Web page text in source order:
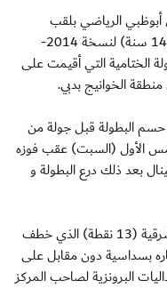
فريق نادي أبوظبي الرياضي بلقب
مسابقة دوري (آيبيك) للفتيات لكرة القدم (14 سنة) لنسخة 2014-
الختامية التي أقيمت على
الخوانيج بدبي.
الرياضي (18 نقطة) قد حسم البطولة قبل جولة من
أمس الأول (السبت) عقب فوزه
بعد ذلك درع البطولة و
فيما ذهب المركز الثاني إلى مركز الشارقة الشرقية (13 نقطة) الذي خطف
بسداسية دون مقابل على
البرونزية لصاحب المركز